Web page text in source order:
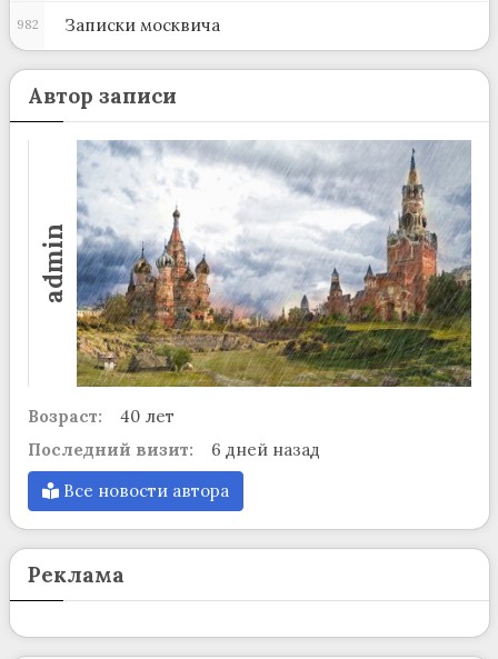
Записки москвича
982
Автор записи
admin
Возраст:
40 лет
Последний визит:
6 дней назад
Все новости автора
Реклама